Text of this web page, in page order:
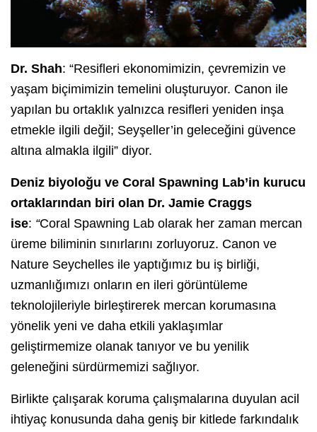
Dr. Shah: “Resifleri ekonomimizin, çevremizin ve
yaşam biçimimizin temelini oluşturuyor. Canon ile
yapılan bu ortaklık yalnızca resifleri yeniden inşa
etmekle ilgili değil; Seyşeller’in geleceğini güvence
altına almakla ilgili” diyor.
Deniz biyoloğu ve Coral Spawning Lab’in kurucu
ortaklarından biri olan Dr. Jamie Craggs
ise: “Coral Spawning Lab olarak her zaman mercan
üreme biliminin sınırlarını zorluyoruz. Canon ve
Nature Seychelles ile yaptığımız bu iş birliği,
uzmanlığımızı onların en ileri görüntüleme
teknolojileriyle birleştirerek mercan korumasına
yönelik yeni ve daha etkili yaklaşımlar
geliştirmemize olanak tanıyor ve bu yenilik
geleneğini sürdürmemizi sağlıyor.
Birlikte çalışarak koruma çalışmalarına duyulan acil
ihtiyaç konusunda daha geniş bir kitlede farkındalık